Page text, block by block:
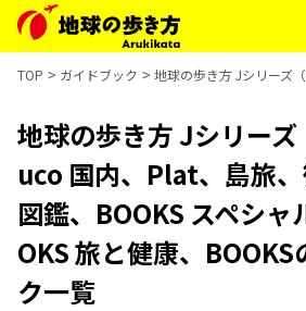
TOP ガイドブック 地球の歩き方 Jシリーズ
地球の歩き方 Jシリー
uco 国内、Plat、島旅
図鑑、BOOKS スペシャ
OKS 旅と健康、BOOKS
ク一覧